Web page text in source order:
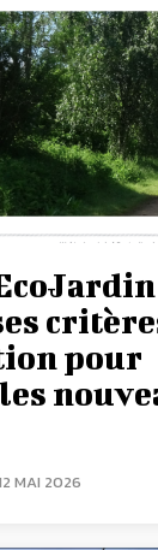
pour
MAI 2026